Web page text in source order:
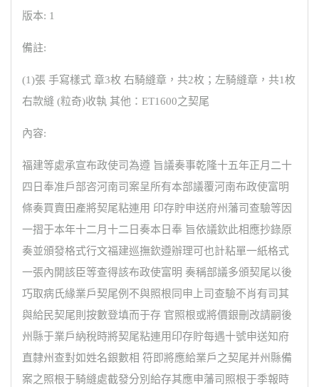
版本: 1
備註:
(1)張 手寫樣式 章3枚 右騎縫章，共2枚；左騎縫章，共1枚
右款縫 (粒奇)收執 其他：ET1600之契尾
內容:
福建等處承宣布政使司為遵 旨議奏事乾隆十五年正月二十
四日奉准戶部咨河南司案呈所有本部議覆河南布政使富明
條奏買賣田產將契尾粘連用 印存貯申送府州藩司查驗等因
一摺于本年十二月十二日奏本日奉 旨依議欽此相應抄錄原
奏並頒發格式行文福建巡撫欽遵辦理可也計粘單一紙格式
一張內開該臣等查得該布政使富明 奏稱部議多頒契尾以後
巧取病氏緣業戶契尾例不與照根同申上司查驗不肖有司其
與給民契尾則按數登填而于存 官照根或將價銀刪改請嗣後
州縣于業戶納稅時將契尾粘連用印存貯每遇十號申送知府
直隸州查對如姓名銀數相 符即將應給業戶之契尾并州縣備
案之照根于騎縫處截發分別給存其應申藩司照根于季報時